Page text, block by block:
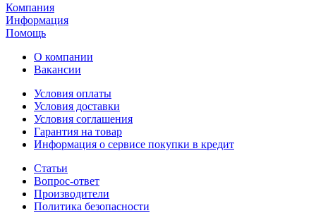
Компания
Информация
Помощь
О компании
Вакансии
Условия оплаты
Условия доставки
Условия соглашения
Гарантия на товар
Информация о сервисе покупки в кредит
Статьи
Вопрос-ответ
Производители
Политика безопасности